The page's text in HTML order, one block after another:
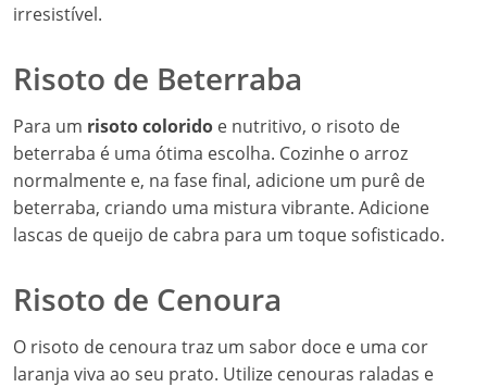
irresistível.
Risoto de Beterraba
Para um risoto colorido e nutritivo, o risoto de
beterraba é uma ótima escolha. Cozinhe o arroz
normalmente e, na fase final, adicione um purê de
beterraba, criando uma mistura vibrante. Adicione
lascas de queijo de cabra para um toque sofisticado.
Risoto de Cenoura
O risoto de cenoura traz um sabor doce e uma cor
laranja viva ao seu prato. Utilize cenouras raladas e